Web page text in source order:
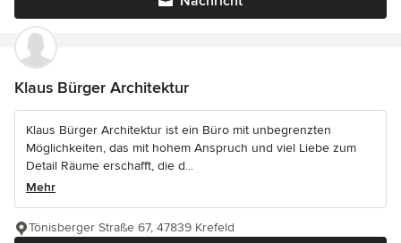
Klaus Bürger Architektur
Klaus Bürger Architektur ist ein Büro mit unbegrenzten
Möglichkeiten, das mit hohem Anspruch und viel Liebe zum
Detail Räume erschafft, die d...
Mehr
Tönisberger Straße 67, 47839 Krefeld